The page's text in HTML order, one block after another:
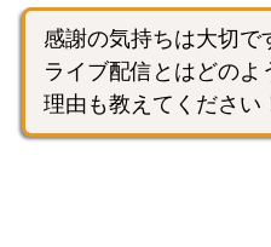
感謝の気持ちは大切で
ライブ配信とはどの
理由も教えてください